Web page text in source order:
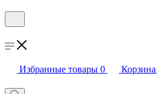
Избранные товары 0 Корзина